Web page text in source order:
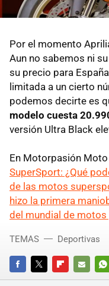
Por el momento
Aun no sabemos ni
su precio para
limitada a un cierto
podemos decirte es
modelo cuesta
versión Ultra Black
En Motorpasión Moto
SuperSport: ¿Qué
de las motos
hizo la primera
del mundial de motos
FACEBOOKTWITTERFLIPBOARD
E-
TEMAS Deportivas